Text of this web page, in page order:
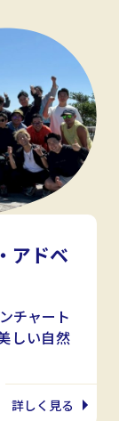
アドベ
チャート
しい自然
詳しく見る